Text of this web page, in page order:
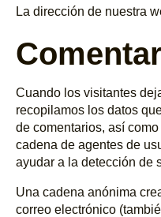
La dirección de nuestra
Cuando los visitantes
recopilamos los datos
de comentarios, así
cadena de agentes de
ayudar a la detección de
Una cadena anónima
correo electrónico